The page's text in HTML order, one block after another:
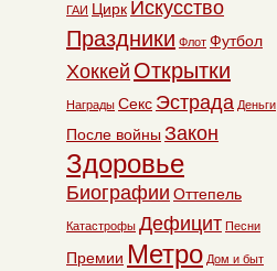
ГАИ Цирк Искусство
Праздники Флот Футбол
Хоккей Открытки
Награды Секс Эстрада Деньги
После войны Закон
Здоровье
Биографии Оттепель
Катастрофы Дефицит Песни
Премии Метро Дом и быт